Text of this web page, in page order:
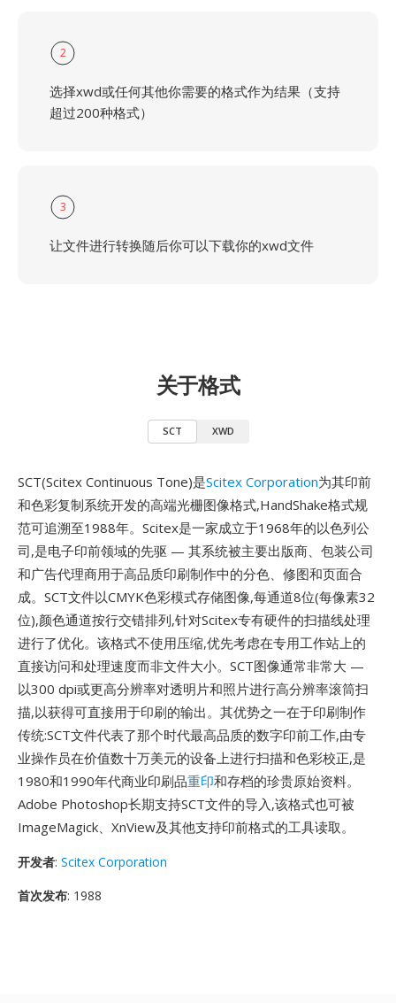
2
选择xwd或任何其他你需要的格式作为结果（支持
超过200种格式）
3
让文件进行转换随后你可以下载你的xwd文件
关于格式
SCT XWD
SCT(Scitex Continuous Tone)是Scitex Corporation为其印前
和色彩复制系统开发的高端光栅图像格式,HandShake格式规
范可追溯至1988年。Scitex是一家成立于1968年的以色列公
司,是电子印前领域的先驱 — 其系统被主要出版商、包装公司
和广告代理商用于高品质印刷制作中的分色、修图和页面合
成。SCT文件以CMYK色彩模式存储图像,每通道8位(每像素32
位),颜色通道按行交错排列,针对Scitex专有硬件的扫描线处理
进行了优化。该格式不使用压缩,优先考虑在专用工作站上的
直接访问和处理速度而非文件大小。SCT图像通常非常大 —
以300 dpi或更高分辨率对透明片和照片进行高分辨率滚筒扫
描,以获得可直接用于印刷的输出。其优势之一在于印刷制作
传统:SCT文件代表了那个时代最高品质的数字印前工作,由专
业操作员在价值数十万美元的设备上进行扫描和色彩校正,是
1980和1990年代商业印刷品重印和存档的珍贵原始资料。
Adobe Photoshop长期支持SCT文件的导入,该格式也可被
ImageMagick、XnView及其他支持印前格式的工具读取。
开发者: Scitex Corporation
首次发布: 1988